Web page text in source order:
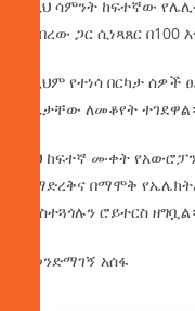
የዚህ ሳምንት ከፍተኛው
ከነበረው ጋር ሲነጻጸር በ100
በዚህም የተነሳ በርካታ
በቤታቸው ለመቆየት
ይህ ከፍተኛ ሙቀት
በማድረቅና በማሞቅ
ማስተጓጎሉን ሮይተርስ
በወንድማገኝ አሰፋ